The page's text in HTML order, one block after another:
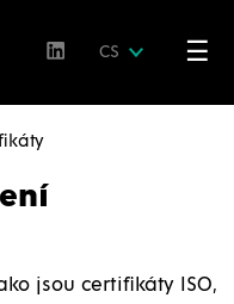
CS ☰
jsou certifikáty ISO,